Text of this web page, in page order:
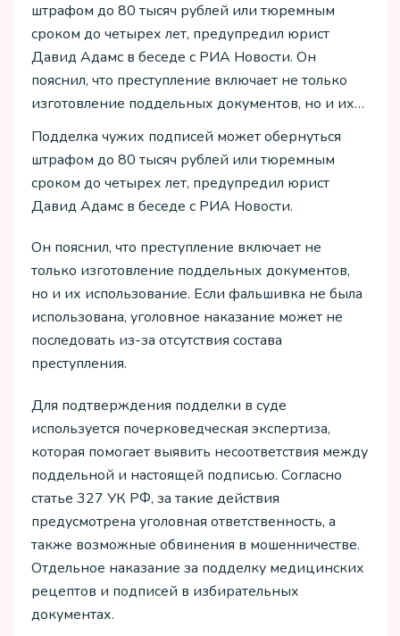
штрафом до 80 тысяч рублей или тюремным
сроком до четырех лет, предупредил юрист
Давид Адамс в беседе с РИА Новости. Он
пояснил, что преступление включает не только
изготовление поддельных документов, но и их…
Подделка чужих подписей может обернуться
штрафом до 80 тысяч рублей или тюремным
сроком до четырех лет, предупредил юрист
Давид Адамс в беседе с РИА Новости.
Он пояснил, что преступление включает не
только изготовление поддельных документов,
но и их использование. Если фальшивка не была
использована, уголовное наказание может не
последовать из-за отсутствия состава
преступления.
Для подтверждения подделки в суде
используется почерковедческая экспертиза,
которая помогает выявить несоответствия между
поддельной и настоящей подписью. Согласно
статье 327 УК РФ, за такие действия
предусмотрена уголовная ответственность, а
также возможные обвинения в мошенничестве.
Отдельное наказание за подделку медицинских
рецептов и подписей в избирательных
документах.